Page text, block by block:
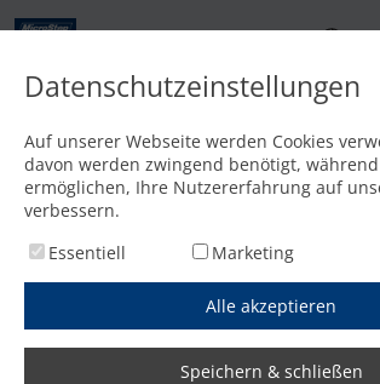
Startseite /Features/Hervorragende Schnittqualität
Datenschutzeinstellungen
Auf unserer Webseite werden Cookies
davon werden zwingend benötigt,
ermöglichen, Ihre Nutzererfahrung auf
verbessern.
Essentiell
Marketing
Alle akzeptieren
Speichern & schließen